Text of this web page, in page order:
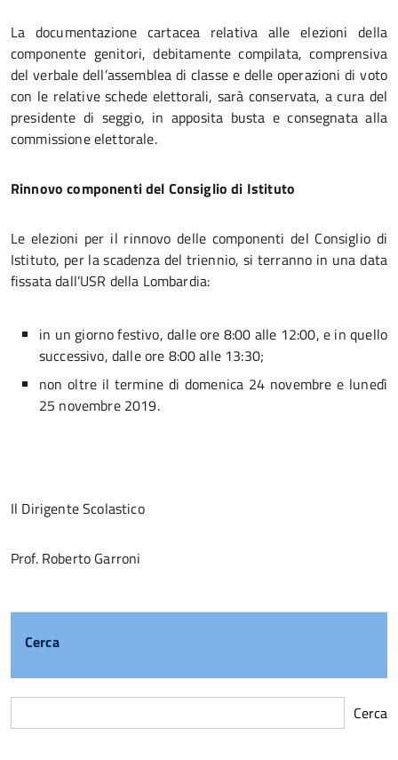
La documentazione cartacea relativa alle elezioni della
componente genitori, debitamente compilata, comprensiva
del verbale dell’assemblea di classe e delle operazioni di voto
con le relative schede elettorali, sarà conservata, a cura del
presidente di seggio, in apposita busta e consegnata alla
commissione elettorale.
Rinnovo componenti del Consiglio di Istituto
Le elezioni per il rinnovo delle componenti del Consiglio di
Istituto, per la scadenza del triennio, si terranno in una data
fissata dall’USR della Lombardia:
in un giorno festivo, dalle ore 8:00 alle 12:00, e in quello
successivo, dalle ore 8:00 alle 13:30;
non oltre il termine di domenica 24 novembre e lunedì
25 novembre 2019.
Il Dirigente Scolastico
Prof. Roberto Garroni
Cerca
Cerca